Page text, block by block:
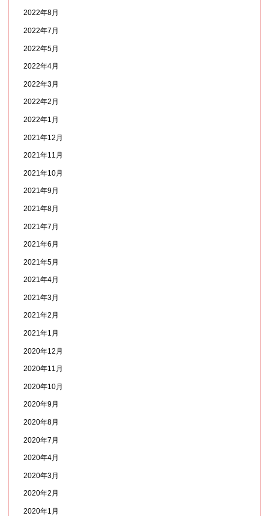
2022年8月
2022年7月
2022年5月
2022年4月
2022年3月
2022年2月
2022年1月
2021年12月
2021年11月
2021年10月
2021年9月
2021年8月
2021年7月
2021年6月
2021年5月
2021年4月
2021年3月
2021年2月
2021年1月
2020年12月
2020年11月
2020年10月
2020年9月
2020年8月
2020年7月
2020年4月
2020年3月
2020年2月
2020年1月